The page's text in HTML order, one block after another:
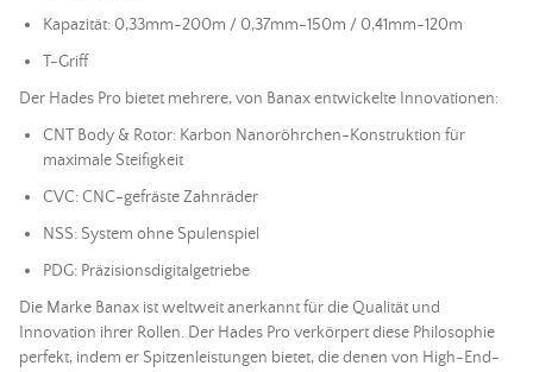
Kapazität: 0,33mm-200m / 0,37mm-150m / 0,41mm-120m
T-Griff
Der Hades Pro bietet mehrere, von Banax entwickelte Innovationen:
CNT Body & Rotor: Karbon Nanoröhrchen-Konstruktion für
maximale Steifigkeit
CVC: CNC-gefräste Zahnräder
NSS: System ohne Spulenspiel
PDG: Präzisionsdigitalgetriebe
Die Marke Banax ist weltweit anerkannt für die Qualität und
Innovation ihrer Rollen. Der Hades Pro verkörpert diese Philosophie
perfekt, indem er Spitzenleistungen bietet, die denen von High-End-